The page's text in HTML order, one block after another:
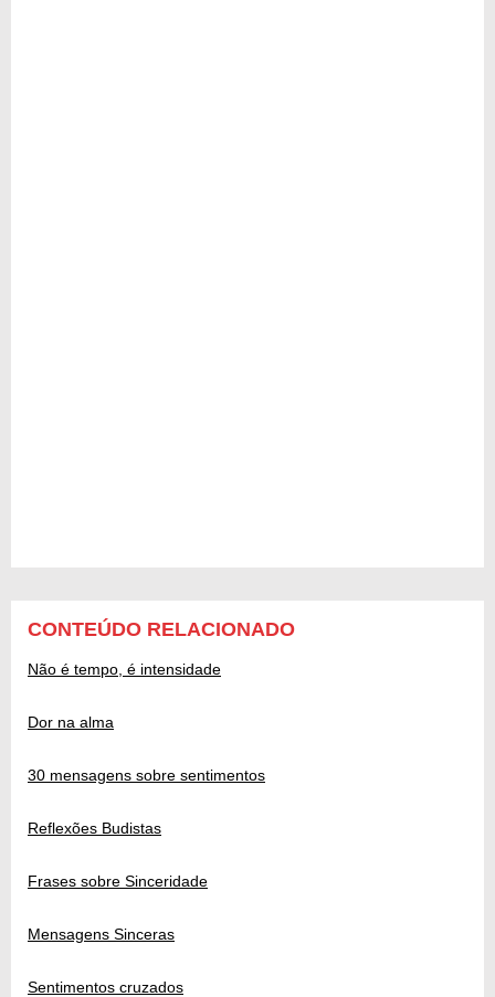
CONTEÚDO RELACIONADO
Não é tempo, é intensidade
Dor na alma
30 mensagens sobre sentimentos
Reflexões Budistas
Frases sobre Sinceridade
Mensagens Sinceras
Sentimentos cruzados